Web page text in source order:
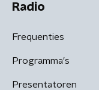
Radio
Frequenties
Programma's
Presentatoren